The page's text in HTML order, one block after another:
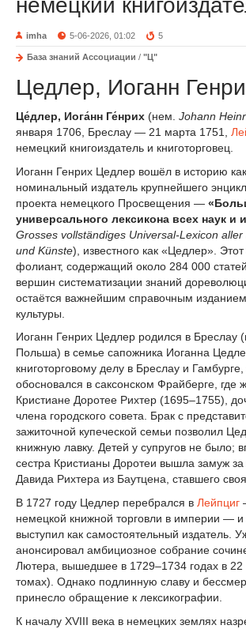
немецкий
imha 5-06-2026, 01:02 5
База знаний Ассоциации / "Ц"
Цедлер, Иоганн
Це́длер, Иога́нн Ге́нрих (нем. Johann
января 1706, Бреслау — 21 марта 1751,
немецкий книгоиздатель и книготорговец.
Иоганн Генрих Цедлер вошёл в историю
номинальный издатель крупнейшего
проекта немецкого Просвещения —
универсального лексикона всех наук и
Grosses vollständiges Universal-Lexicon aller
und Künste), известного как «Цедлер».
фолиант, содержащий около 284 000
вершин систематизации знаний
остаётся важнейшим справочным
культуры.
Иоганн Генрих Цедлер родился в Бреслау
Польша) в семье сапожника Иоганна
книготорговому делу в Бреслау и
обосновался в саксонском Фрайберге, где
Кристиане Доротее Рихтер (1695–1755),
члена городского совета. Брак с
зажиточной купеческой семьи позволил
книжную лавку. Детей у супругов не было;
сестра Кристианы Доротеи вышла замуж за
Давида Рихтера из Баутцена, ставшего
В 1727 году Цедлер перебрался в Лейпциг
немецкой книжной торговли в империи — и
выступил как самостоятельный издатель.
анонсировал амбициозное собрание
Лютера, вышедшее в 1729–1734 годах в 22
томах). Однако подлинную славу и
принесло обращение к лексикографии.
К началу XVIII века в немецких землях